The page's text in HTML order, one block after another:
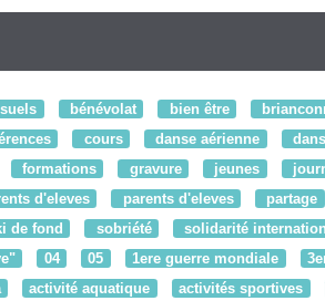
bénévolat bien être
cours danse aérienne
formations gravure jeunes
d'eleves parents d'eleves partage
de fond sobriété solidarité
04 05 1ere guerre mondiale
activité aquatique activités sportives